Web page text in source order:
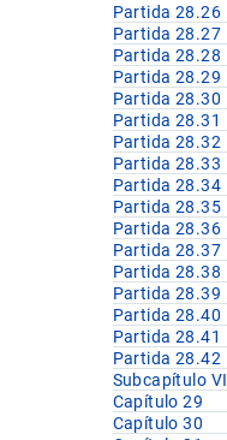
Partida 28.26
Partida 28.27
Partida 28.28
Partida 28.29
Partida 28.30
Partida 28.31
Partida 28.32
Partida 28.33
Partida 28.34
Partida 28.35
Partida 28.36
Partida 28.37
Partida 28.38
Partida 28.39
Partida 28.40
Partida 28.41
Partida 28.42
Subcapítulo VI
Capítulo 29
Capítulo 30